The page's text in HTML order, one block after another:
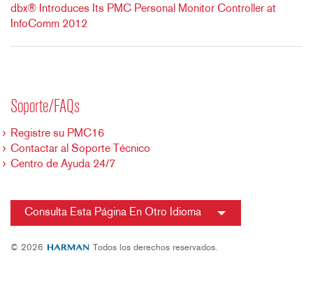
dbx® Introduces Its PMC Personal Monitor Controller at
InfoComm 2012
Soporte/FAQs
Registre su PMC16
Contactar al Soporte Técnico
Centro de Ayuda 24/7
Consulta Esta Página En Otro Idioma
© 2026 Todos los derechos reservados.